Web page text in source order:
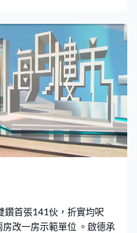
鑽首張141伙，折實均呎
改一房示範單位 。啟德承